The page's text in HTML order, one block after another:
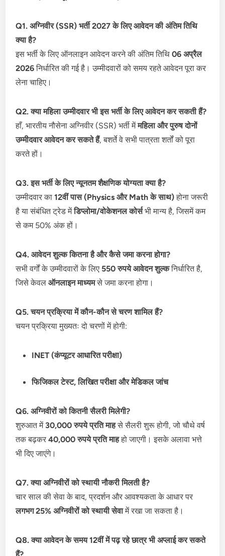
Q1. अग्निवीर (SSR) भर्ती 2027 के लिए आवेदन की अंतिम तिथि
क्या है?
इस भर्ती के लिए ऑनलाइन आवेदन करने की अंतिम तिथि06 अप्रैल
2026निर्धारित की गई है। उम्मीदवारों को समय रहते आवेदन पूरा कर
लेना चाहिए।
Q2. क्या महिला उम्मीदवार भी इस भर्ती के लिए आवेदन कर सकती हैं?
हाँ, भारतीय नौसेना अग्निवीर (SSR) भर्ती मेंमहिला और पुरुष दोनों
उम्मीदवार आवेदन कर सकते हैं, बशर्ते वे सभी पात्रता शर्तों को पूरा
करते हों।
Q3. इस भर्ती के लिए न्यूनतम शैक्षणिक योग्यता क्या है?
उम्मीदवार का12वीं पास (Physics और Math के साथ)होना जरूरी
है या संबंधित ट्रेड मेंडिप्लोमा/वोकेशनल कोर्सभी मान्य है, जिसमें कम
से कम 50% अंक हों।
Q4. आवेदन शुल्क कितना है और कैसे जमा करना होगा?
सभी वर्गों के उम्मीदवारों के लिए 550 रुपये आवेदन शुल्कनिर्धारित है,
जिसे केवलऑनलाइन माध्यमसे जमा करना होगा।
Q5. चयन प्रक्रिया में कौन-कौन से चरण शामिल हैं?
चयन प्रक्रिया मुख्यतः दो चरणों में होगी:
INET (कंप्यूटर आधारित परीक्षा)
फिजिकल टेस्ट, लिखित परीक्षा और मेडिकल जांच
Q6. अग्निवीरों को कितनी सैलरी मिलेगी?
शुरुआत में 30,000 रुपये प्रति माहसे सैलरी शुरू होगी, जो चौथे वर्ष
तक बढ़कर40,000 रुपये प्रति माहहो जाएगी। इसके अलावा भत्ते
भी दिए जाएंगे।
Q7. क्या अग्निवीरों को स्थायी नौकरी मिलती है?
चार साल की सेवा के बाद, प्रदर्शन और आवश्यकता के आधार पर
लगभग 25% अग्निवीरों को स्थायी सेवामें रखा जा सकता है।
Q8. क्या आवेदन के समय 12वीं में पढ़ रहे छात्र भी अप्लाई कर सकते